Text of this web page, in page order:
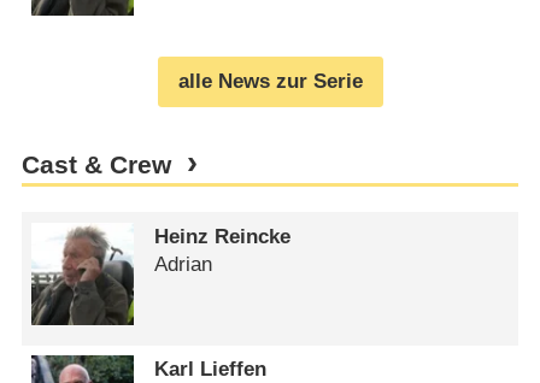
alle News zur Serie
Cast & Crew
Heinz Reincke
Adrian
Karl Lieffen